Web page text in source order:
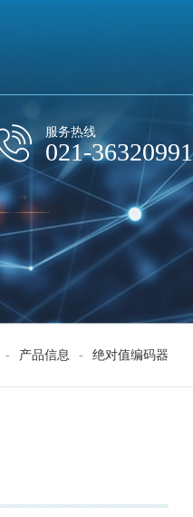
服务热线
021-36320991
- 产品信息 - 绝对值编码器